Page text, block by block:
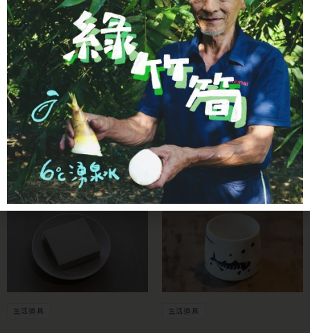
選小條款，比較容易蒸熟
查看商品詳情 加入購物車
- 生活道具 -
這些好物，為生活增加一些質感！
生活道具 生活道具